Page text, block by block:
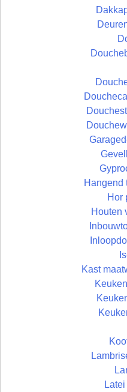
Hangend
Hor
Houten
Kast